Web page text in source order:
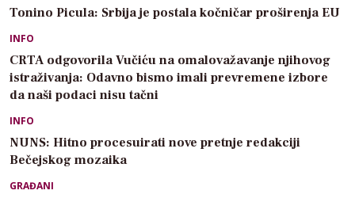
Tonino Picula: Srbija je postala kočničar proširenja EU
INFO
CRTA odgovorila Vučiću na omalovažavanje njihovog
istraživanja: Odavno bismo imali prevremene izbore
da naši podaci nisu tačni
INFO
NUNS: Hitno procesuirati nove pretnje redakciji
Bečejskog mozaika
GRAĐANI